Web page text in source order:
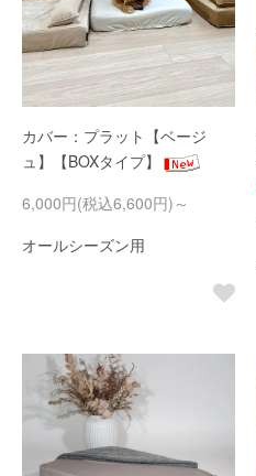
カバー：プラット【ベージ
ュ】【BOXタイプ】
6,000円(税込6,600円)～
オールシーズン用